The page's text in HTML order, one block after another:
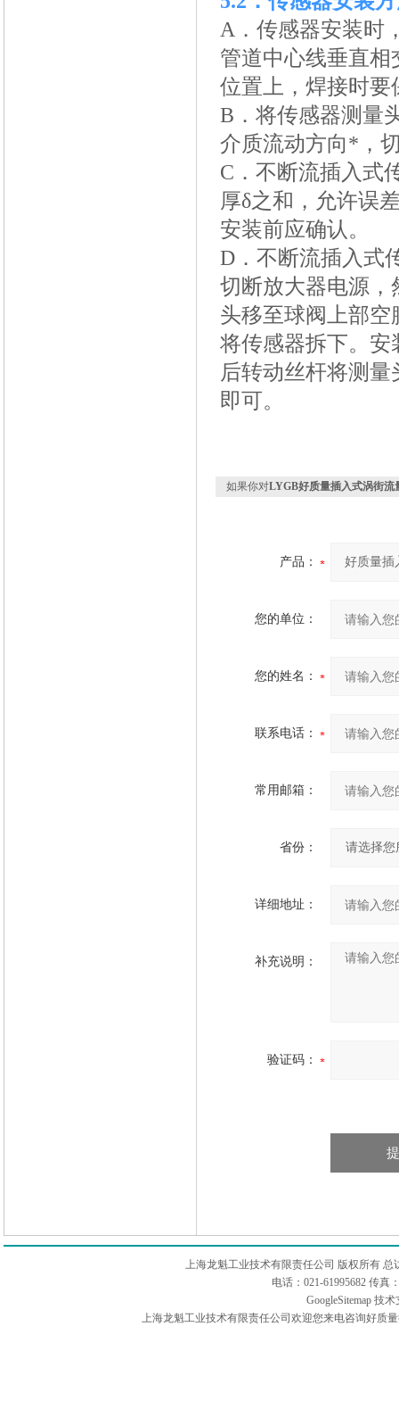
A． 传感器安装时
管道中心线垂直
位置上，焊接时要
B ．将传感器测量
介质流动方向*，
C ．不断流插入式
厚δ之和，允许误
安装前应确认。
D ．不断流插入式
切断放大器电源，
头移至球阀上部
将传感器拆下。安
后转动丝杆将测
即可。
如果你对LYGB好质量插入式涡街流
产品：
您的单位：
您的姓名：
联系电话：
常用邮箱：
省份：
详细地址：
补充说明：
验证码：
上海龙魁工业技术有限责任公司 版权所有 总
电话：021-61995682 传真
GoogleSitemap技术
上海龙魁工业技术有限责任公司欢迎您来电咨询好质